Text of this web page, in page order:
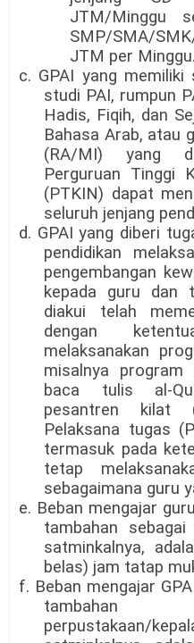
JTM/Minggu
SMP/SMA/
JTM per Minggu.
c. GPAI yang
studi PAI, rumpun
Hadis, Fiqih, dan
Bahasa Arab, atau
(RA/MI) yang
Perguruan Tinggi
(PTKIN) dapat
seluruh jenjang
d. GPAI yang diberi
pendidikan
pengembangan
kepada guru dan
diakui telah
dengan
melaksanakan
misalnya
baca tulis al-
pesantren kilat
Pelaksana tugas
termasuk pada
tetap
sebagaimana guru
e. Beban mengajar
tambahan
satminkalnya,
belas) jam tatap
f. Beban mengajar
tambahan
perpustakaan/